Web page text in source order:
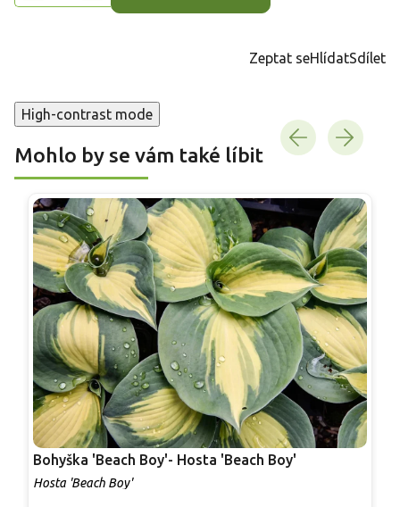
Zeptat seHlídatSdílet
High-contrast mode
Mohlo by se vám také líbit
Bohyška 'Beach Boy'- Hosta 'Beach Boy'
Hosta 'Beach Boy'